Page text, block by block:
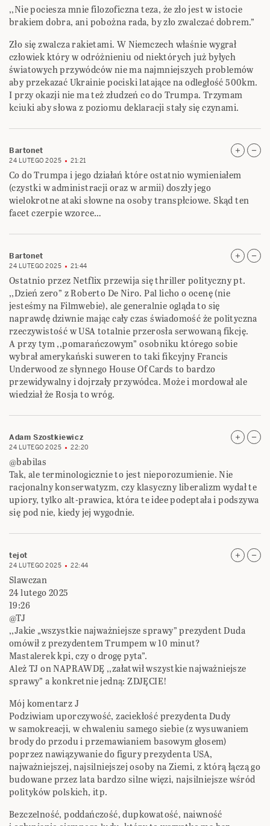
,,Nie pociesza mnie filozoficzna teza, że zło jest w istocie
brakiem dobra, ani pobożna rada, by zło zwalczać dobrem.”
Zło się zwalcza rakietami. W Niemczech właśnie wygrał
człowiek który w odróżnieniu od niektórych już byłych
światowych przywódców nie ma najmniejszych problemów
aby przekazać Ukrainie pociski latające na odległość 500km.
I przy okazji nie ma też złudzeń co do Trumpa. Trzymam
kciuki aby słowa z poziomu deklaracji stały się czynami.
Bartonet
24 LUTEGO 2025 21:21
Co do Trumpa i jego działań które ostatnio wymieniałem
(czystki w administracji oraz w armii) doszły jego
wielokrotne ataki słowne na osoby transpłciowe. Skąd ten
facet czerpie wzorce…
Bartonet
24 LUTEGO 2025 21:44
Ostatnio przez Netflix przewija się thriller polityczny pt.
,,Dzień zero” z Roberto De Niro. Pal licho o ocenę (nie
jesteśmy na Filmwebie), ale generalnie ogląda to się
naprawdę dziwnie mając cały czas świadomość że polityczna
rzeczywistość w USA totalnie przerosła serwowaną fikcję.
A przy tym ,,pomarańczowym” osobniku którego sobie
wybrał amerykański suweren to taki fikcyjny Francis
Underwood ze słynnego House Of Cards to bardzo
przewidywalny i dojrzały przywódca. Może i mordował ale
wiedział że Rosja to wróg.
Adam Szostkiewicz
24 LUTEGO 2025 22:20
@babilas
Tak, ale terminologicznie to jest nieporozumienie. Nie
racjonalny konserwatyzm, czy klasyczny liberalizm wydał te
upiory, tylko alt-prawica, która te idee podeptała i podszywa
się pod nie, kiedy jej wygodnie.
tejot
24 LUTEGO 2025 22:44
Slawczan
24 lutego 2025
19:26
@TJ
,,Jakie „wszystkie najważniejsze sprawy” prezydent Duda
omówił z prezydentem Trumpem w 10 minut?
Mastalerek kpi, czy o drogę pyta”.
Ależ TJ on NAPRAWDĘ ,,załatwił wszystkie najważniejsze
sprawy” a konkretnie jedną: ZDJĘCIE!
Mój komentarz J
Podziwiam uporczywość, zaciekłość prezydenta Dudy
w samokreacji, w chwaleniu samego siebie (z wysuwaniem
brody do przodu i przemawianiem basowym głosem)
poprzez nawiązywanie do figury prezydenta USA,
najważniejszej, najsilniejszej osoby na Ziemi, z którą łączą go
budowane przez lata bardzo silne więzi, najsilniejsze wśród
polityków polskich, itp.
Bezczelność, poddańczość, dupkowatość, naiwność